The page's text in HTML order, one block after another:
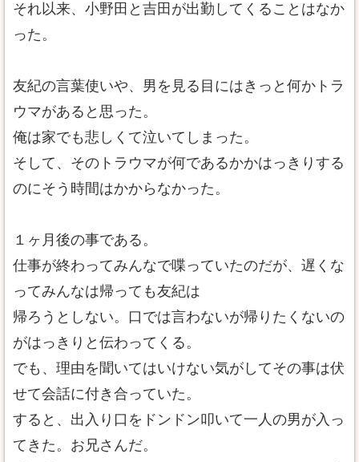
それ以来、小野田と吉田が出勤してくることはなか
った。
友紀の言葉使いや、男を見る目にはきっと何かトラ
ウマがあると思った。
俺は家でも悲しくて泣いてしまった。
そして、そのトラウマが何であるかかはっきりする
のにそう時間はかからなかった。
１ヶ月後の事である。
仕事が終わってみんなで喋っていたのだが、遅くな
ってみんなは帰っても友紀は
帰ろうとしない。口では言わないが帰りたくないの
がはっきりと伝わってくる。
でも、理由を聞いてはいけない気がしてその事は伏
せて会話に付き合っていた。
すると、出入り口をドンドン叩いて一人の男が入っ
てきた。お兄さんだ。